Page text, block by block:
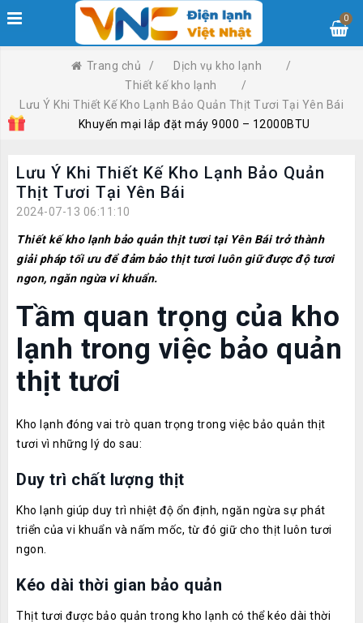
0
Trang chủ / Dịch vụ kho lạnh
/
Thiết kế kho lạnh
/
Lưu Ý Khi Thiết Kế Kho Lạnh Bảo Quản Thịt Tươi Tại Yên Bái
Khuyến mại lắp đặt máy 9000 – 12000BTU
Lưu Ý Khi Thiết Kế Kho Lạnh Bảo Quản
Thịt Tươi Tại Yên Bái
2024-07-13 06:11:10
Thiết kế kho lạnh bảo quản thịt tươi tại Yên Bái trở thành
giải pháp tối ưu để đảm bảo thịt tươi luôn giữ được độ tươi
ngon, ngăn ngừa vi khuẩn.
Tầm quan trọng của kho
lạnh trong việc bảo quản
thịt tươi
Kho lạnh đóng vai trò quan trọng trong việc bảo quản thịt
tươi vì những lý do sau:
Duy trì chất lượng thịt
Kho lạnh giúp duy trì nhiệt độ ổn định, ngăn ngừa sự phát
triển của vi khuẩn và nấm mốc, từ đó giữ cho thịt luôn tươi
ngon.
Kéo dài thời gian bảo quản
Thịt tươi được bảo quản trong kho lạnh có thể kéo dài thời